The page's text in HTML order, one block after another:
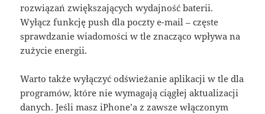
rozwiązań zwiększających wydajność baterii.
Wyłącz funkcję push dla poczty e-mail – częste
sprawdzanie wiadomości w tle znacząco wpływa na
zużycie energii.
Warto także wyłączyć odświeżanie aplikacji w tle dla
programów, które nie wymagają ciągłej aktualizacji
danych. Jeśli masz iPhone’a z zawsze włączonym